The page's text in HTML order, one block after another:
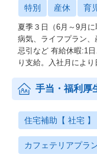
特別 産休 育
夏季３日（6月～9月
病気、ライフプラン、
忌引など 有給休暇:1
り支給。入社月により
手当・福利厚
住宅補助【 社宅 】
カフェテリアプラ